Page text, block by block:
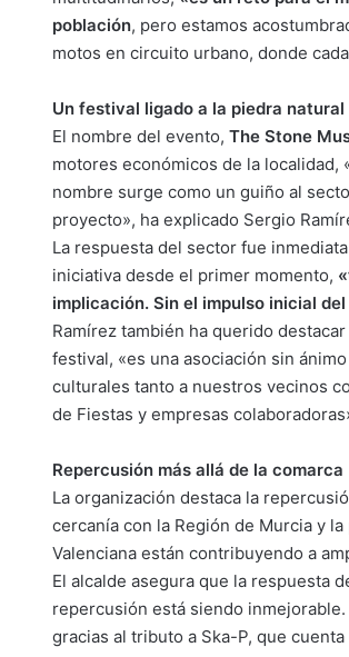
población, pero estamos
motos en circuito urbano, donde
Un festival ligado a la piedra natural
El nombre del evento, The Stone
motores económicos de la localidad,
nombre surge como un guiño al
proyecto», ha explicado Sergio
La respuesta del sector fue
iniciativa desde el primer momento,
implicación. Sin el impulso inicial
Ramírez también ha querido
festival, «es una asociación sin
culturales tanto a nuestros vecinos
de Fiestas y empresas
Repercusión más allá de la comarca
La organización destaca la
cercanía con la Región de Murcia y
Valenciana están contribuyendo a
El alcalde asegura que la respuesta
repercusión está siendo
gracias al tributo a Ska-P, que